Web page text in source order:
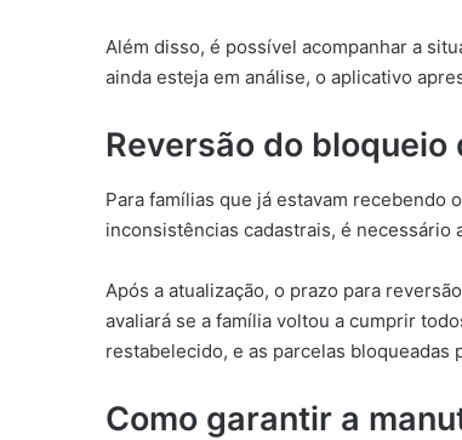
Além disso, é possível acompanhar a
ainda esteja em análise, o aplicativo
Reversão do bloqueio
Para famílias que já estavam recebendo
inconsistências cadastrais, é necessário
Após a atualização, o prazo para
avaliará se a família voltou a cumprir
restabelecido, e as parcelas bloqueadas
Como garantir a